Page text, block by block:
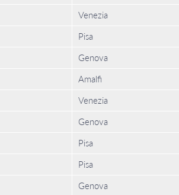
Venezia
Pisa
Genova
Amalfi
Venezia
Genova
Pisa
Pisa
Genova